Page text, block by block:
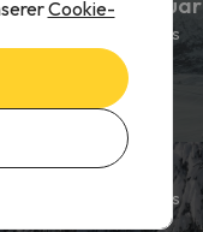
Nächte + 2 Tage Skipass
Ostern
Nächte + 3 Tage Skipass
Cookie-